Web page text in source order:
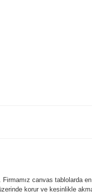
Firmamız canvas tablolarda
korur ve kesinlikle